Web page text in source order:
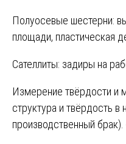
Полуосевые шестерни:
площади, пластическая
Сателлиты: задиры на
Измерение твёрдости и
структура и твёрдость
производственный брак).